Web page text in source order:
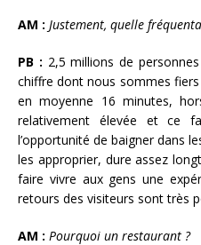
AM : Justement, quelle
PB : 2,5 millions de
chiffre dont nous sommes
en moyenne 16 minutes,
relativement élevée et ce
l’opportunité de baigner dans
les approprier, dure assez
faire vivre aux gens une
retours des visiteurs sont très
AM : Pourquoi un restaurant ?